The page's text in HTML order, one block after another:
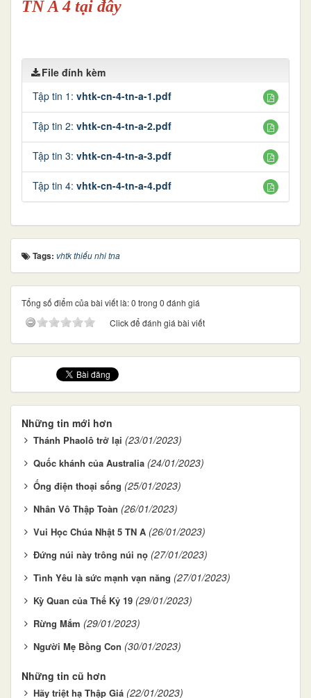
TN A 4 tại đây
File đính kèm
Tập tin 1: vhtk-cn-4-tn-a-1.pdf
Tập tin 2: vhtk-cn-4-tn-a-2.pdf
Tập tin 3: vhtk-cn-4-tn-a-3.pdf
Tập tin 4: vhtk-cn-4-tn-a-4.pdf
Tags: vhtk thiếu nhi tna
Tổng số điểm của bài viết là: 0 trong 0 đánh giá
Click để đánh giá bài viết
Những tin mới hơn
Thánh Phaolô trở lại (23/01/2023)
Quốc khánh của Australia (24/01/2023)
Ống điện thoại sống (25/01/2023)
Nhân Vô Thập Toàn (26/01/2023)
Vui Học Chúa Nhật 5 TN A (26/01/2023)
Ðứng núi này trông núi nọ (27/01/2023)
Tình Yêu là sức mạnh vạn năng (27/01/2023)
Kỳ Quan của Thế Kỷ 19 (29/01/2023)
Rừng Mắm (29/01/2023)
Người Mẹ Bồng Con (30/01/2023)
Những tin cũ hơn
Hãy triệt hạ Thập Giá (22/01/2023)